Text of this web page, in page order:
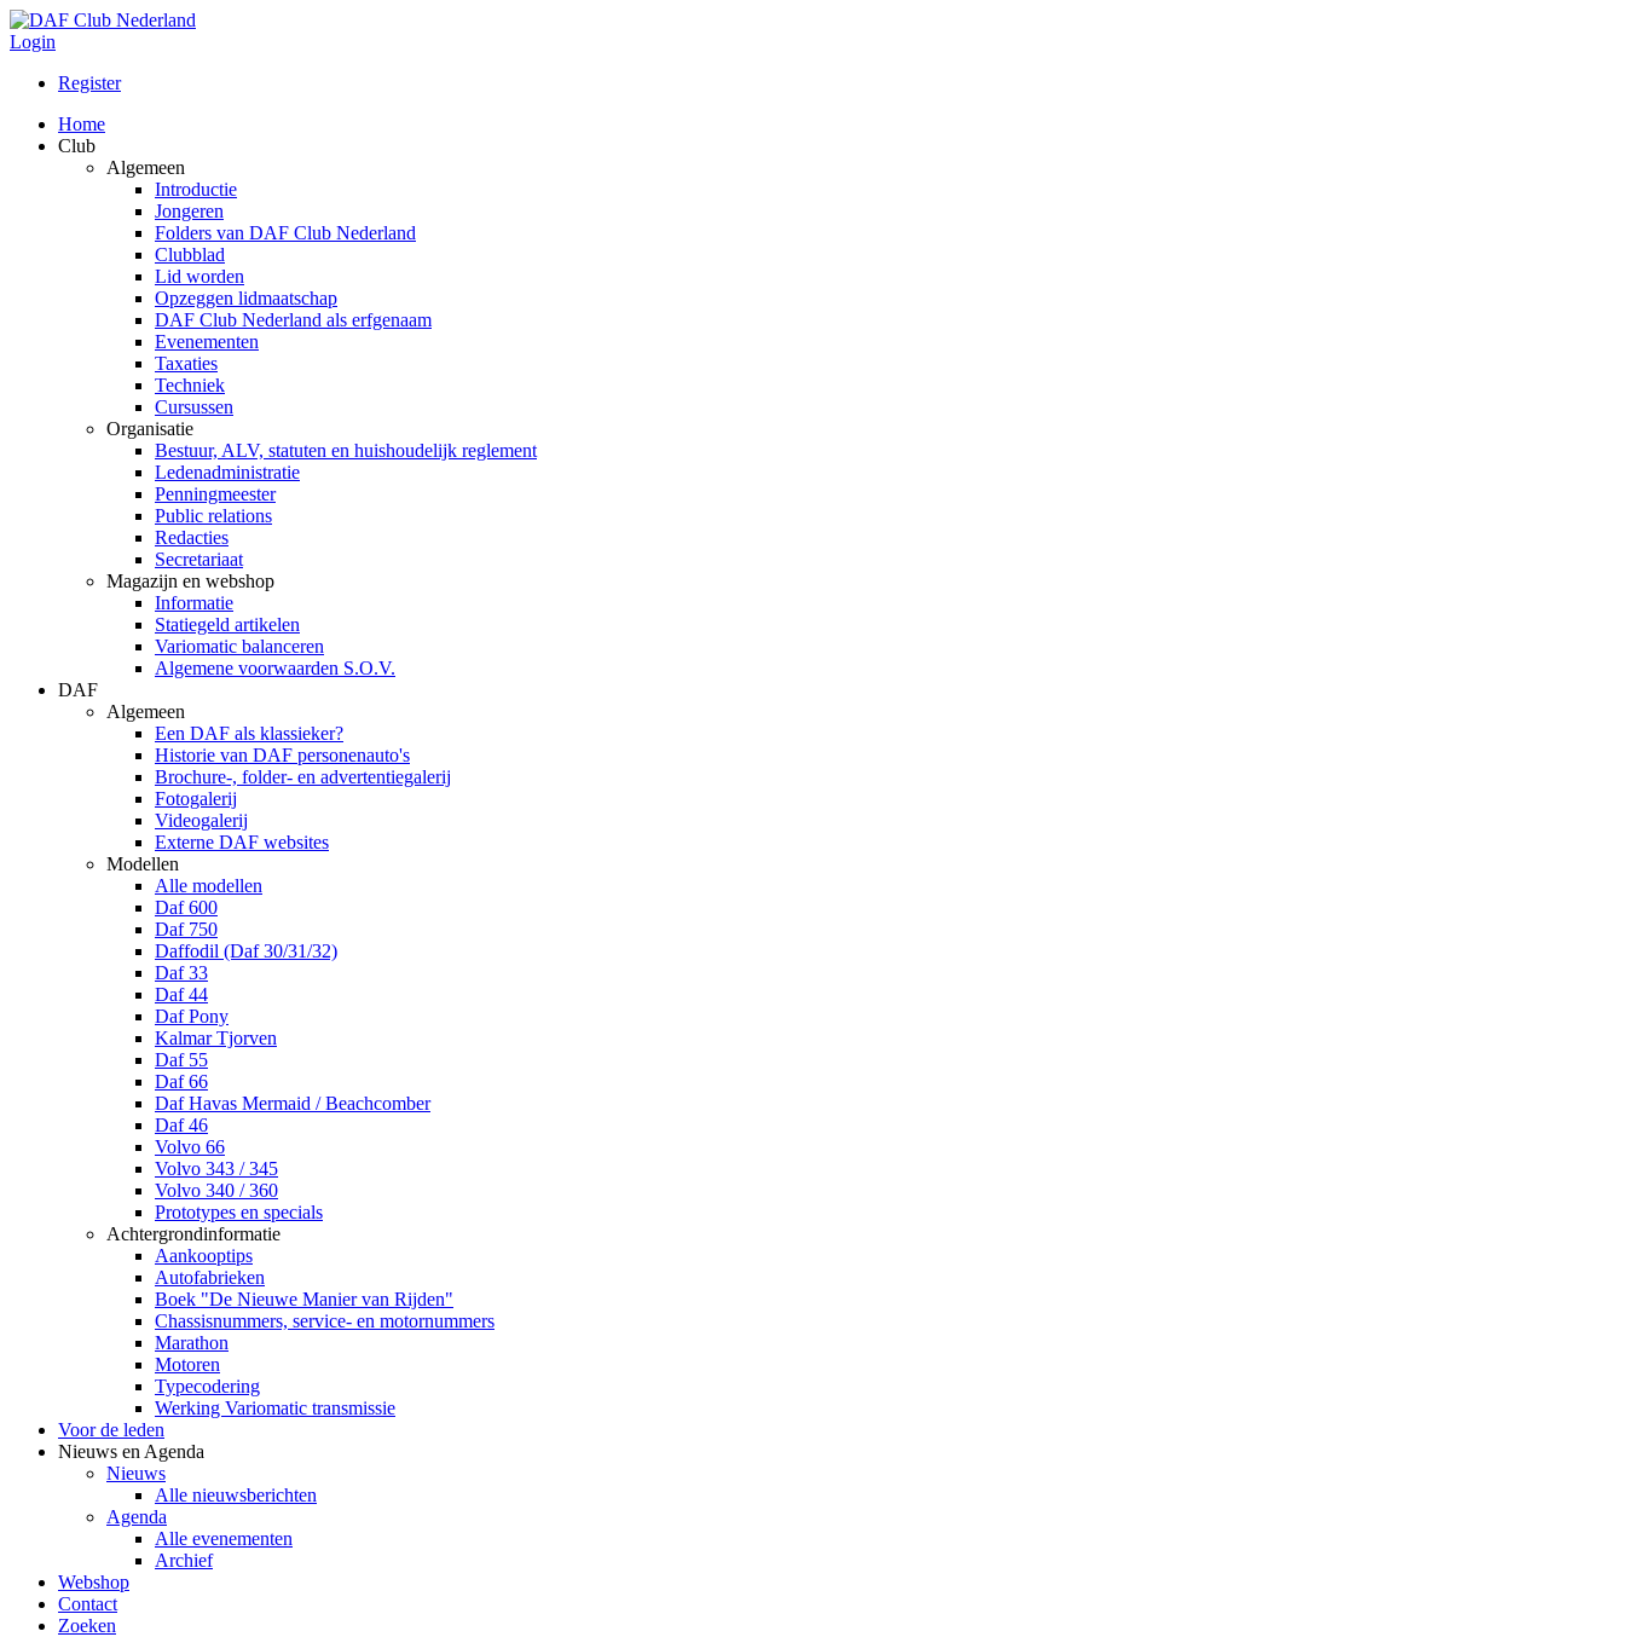
Login
Register
Home
Club
Algemeen
Introductie
Jongeren
Folders van DAF Club Nederland
Clubblad
Lid worden
Opzeggen lidmaatschap
DAF Club Nederland als erfgenaam
Evenementen
Taxaties
Techniek
Cursussen
Organisatie
Bestuur, ALV, statuten en huishoudelijk reglement
Ledenadministratie
Penningmeester
Public relations
Redacties
Secretariaat
Magazijn en webshop
Informatie
Statiegeld artikelen
Variomatic balanceren
Algemene voorwaarden S.O.V.
DAF
Algemeen
Een DAF als klassieker?
Historie van DAF personenauto's
Brochure-, folder- en advertentiegalerij
Fotogalerij
Videogalerij
Externe DAF websites
Modellen
Alle modellen
Daf 600
Daf 750
Daffodil (Daf 30/31/32)
Daf 33
Daf 44
Daf Pony
Kalmar Tjorven
Daf 55
Daf 66
Daf Havas Mermaid / Beachcomber
Daf 46
Volvo 66
Volvo 343 / 345
Volvo 340 / 360
Prototypes en specials
Achtergrondinformatie
Aankooptips
Autofabrieken
Boek "De Nieuwe Manier van Rijden"
Chassisnummers, service- en motornummers
Marathon
Motoren
Typecodering
Werking Variomatic transmissie
Voor de leden
Nieuws en Agenda
Nieuws
Alle nieuwsberichten
Agenda
Alle evenementen
Archief
Webshop
Contact
Zoeken